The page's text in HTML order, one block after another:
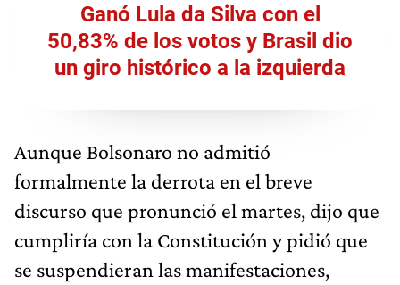
Ganó Lula da Silva con el
50,83% de los votos y Brasil dio
un giro histórico a la izquierda
Aunque Bolsonaro no admitió
formalmente la derrota en el breve
discurso que pronunció el martes, dijo que
cumpliría con la Constitución y pidió que
se suspendieran las manifestaciones,